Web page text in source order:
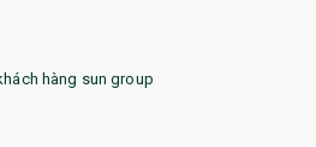
hàng sun group